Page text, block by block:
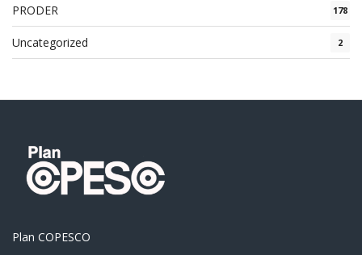
PRODER 178
Uncategorized 2
Plan COPESCO